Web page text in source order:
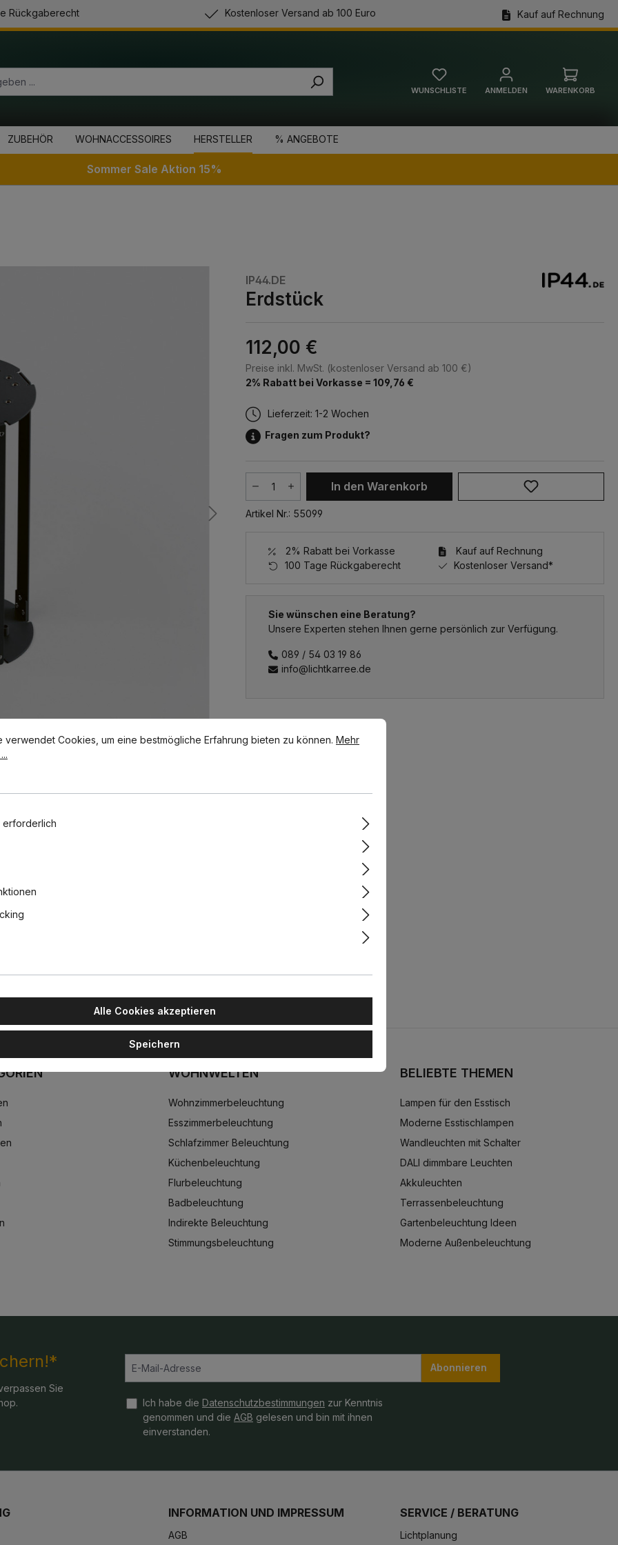
Rückgaberecht Kostenloser Versand ab 100 Euro Kauf auf Rechnung
WUNSCHLISTE ANMELDEN WARENKORB
ZUBEHÖR WOHNACCESSOIRES HERSTELLER % ANGEBOTE
Sommer Sale Aktion 15%
IP44.DE
Erdstück
112,00 €
Preise inkl. MwSt. (kostenloser Versand ab 100 €)
2% Rabatt bei Vorkasse = 109,76 €
Lieferzeit: 1-2 Wochen
Fragen zum Produkt?
Produkt Anzahl: Gib den gewünschten Wert
In den Warenkorb
Artikel Nr.: 55099
2% Rabatt bei Vorkasse
Kauf auf Rechnung
100 Tage Rückgaberecht
Kostenloser Versand*
Sie wünschen eine Beratung?
Unsere Experten stehen Ihnen gerne persönlich zur Verfügung.
089 / 54 03 19 86
info@lichtkarree.de
geeignet
WOHNWELTEN
Wohnzimmerbeleuchtung
Esszimmerbeleuchtung
Schlafzimmer Beleuchtung
Küchenbeleuchtung
Flurbeleuchtung
Badbeleuchtung
Indirekte Beleuchtung
Stimmungsbeleuchtung
BELIEBTE THEMEN
Lampen für den Esstisch
Moderne Esstischlampen
Wandleuchten mit Schalter
DALI dimmbare Leuchten
Akkuleuchten
Terrassenbeleuchtung
Gartenbeleuchtung Ideen
Moderne Außenbeleuchtung
Sie
Abonnieren
Ich habe die Datenschutzbestimmungen zur Kenntnis
genommen und die AGB gelesen und bin mit ihnen
einverstanden.
INFORMATION UND IMPRESSUM
AGB
SERVICE / BERATUNG
Lichtplanung
Cookies, um eine bestmögliche Erfahrung bieten zu können.
Mehr Informationen ...
verwendet Cookies, um eine bestmögliche Erfahrung bieten zu können. Mehr
erforderlich
Alle Cookies akzeptieren
Speichern